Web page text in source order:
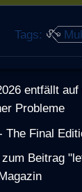
Tags:
entfällt auf
Probleme
The Final
Beitrag